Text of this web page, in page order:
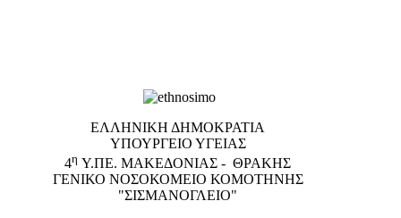
EΛΛΗΝΙΚΗ ΔΗΜΟΚΡΑΤΙΑ
ΥΠΟΥΡΓΕΙΟ ΥΓΕΙΑΣ
4η Υ.ΠΕ. ΜΑΚΕΔΟΝΙΑΣ - ΘΡΑΚΗΣ
ΓΕΝΙΚΟ NΟΣΟΚΟΜΕΙΟ ΚΟΜΟΤΗΝΗΣ
"ΣΙΣΜΑΝΟΓΛΕΙΟ"